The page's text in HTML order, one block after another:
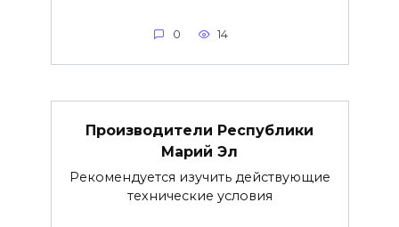
0 14
Производители Республики
Марий Эл
Рекомендуется изучить действующие
технические условия